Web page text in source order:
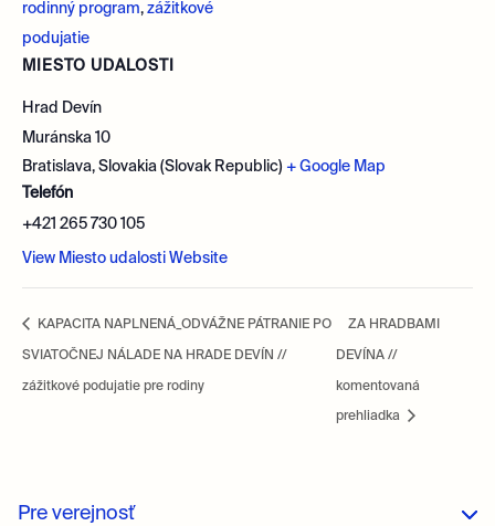
rodinný program, zážitkové
podujatie
MIESTO UDALOSTI
Hrad Devín
Muránska 10
Bratislava, Slovakia (Slovak Republic) + Google Map
Telefón
+421 265 730 105
View Miesto udalosti Website
KAPACITA NAPLNENÁ_ODVÁŽNE PÁTRANIE PO
SVIATOČNEJ NÁLADE NA HRADE DEVÍN //
zážitkové podujatie pre rodiny
ZA HRADBAMI
DEVÍNA //
komentovaná
prehliadka
Pre verejnosť